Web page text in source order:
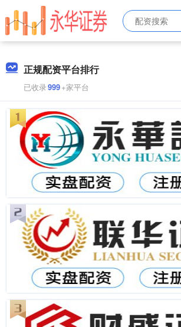
正规配资平台排行
已收录999+家平台